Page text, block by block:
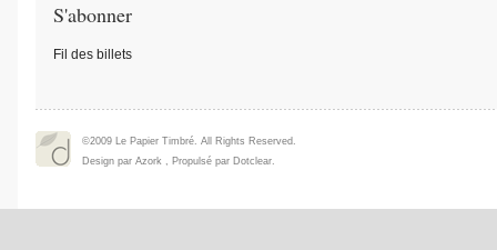
S'abonner
Fil des billets
©2009 Le Papier Timbré. All Rights Reserved.
Design par Azork , Propulsé par Dotclear.